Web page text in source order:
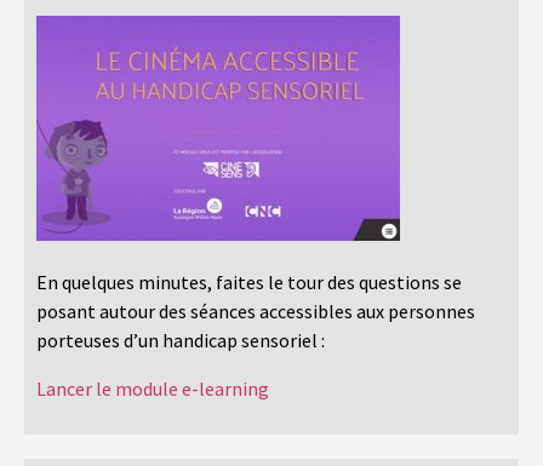
En quelques minutes, faites le tour des questions se
posant autour des séances accessibles aux personnes
porteuses d’un handicap sensoriel :
Lancer le module e-learning